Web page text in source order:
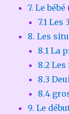
7. Le bébé
7.1
8. Les
8.1 La
8.2
8.3
8.4
9. Le